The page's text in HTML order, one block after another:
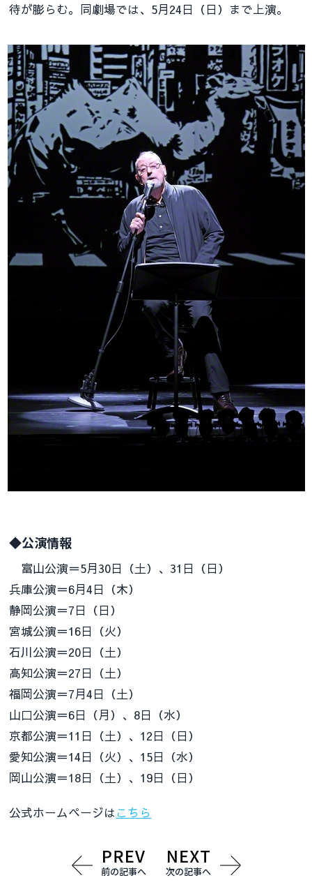
待が膨らむ。同劇場では、5月24日（日）まで上演。
◆公演情報
富山公演＝5月30日（土）、31日（日）
兵庫公演＝6月4日（木）
静岡公演＝7日（日）
宮城公演＝16日（火）
石川公演＝20日（土）
高知公演＝27日（土）
福岡公演＝7月4日（土）
山口公演＝6日（月）、8日（水）
京都公演＝11日（土）、12日（日）
愛知公演＝14日（火）、15日（水）
岡山公演＝18日（土）、19日（日）
公式ホームページはこちら
前の記事へ 次の記事へ